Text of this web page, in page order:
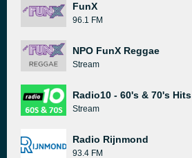
FunX
96.1 FM
NPO FunX Reggae
Stream
Radio10 - 60's & 70's Hits
Stream
Radio Rijnmond
93.4 FM